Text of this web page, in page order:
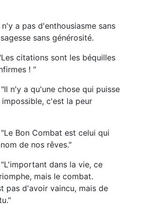
n'y a pas d'enthousiasme sans
sans générosité.
citations sont les béquilles
! "
"Il n'y a qu'une chose qui puisse
c'est la peur
"Le Bon Combat est celui qui
de nos rêves."
"L'important dans la vie, ce
mais le combat.
pas d'avoir vaincu, mais de